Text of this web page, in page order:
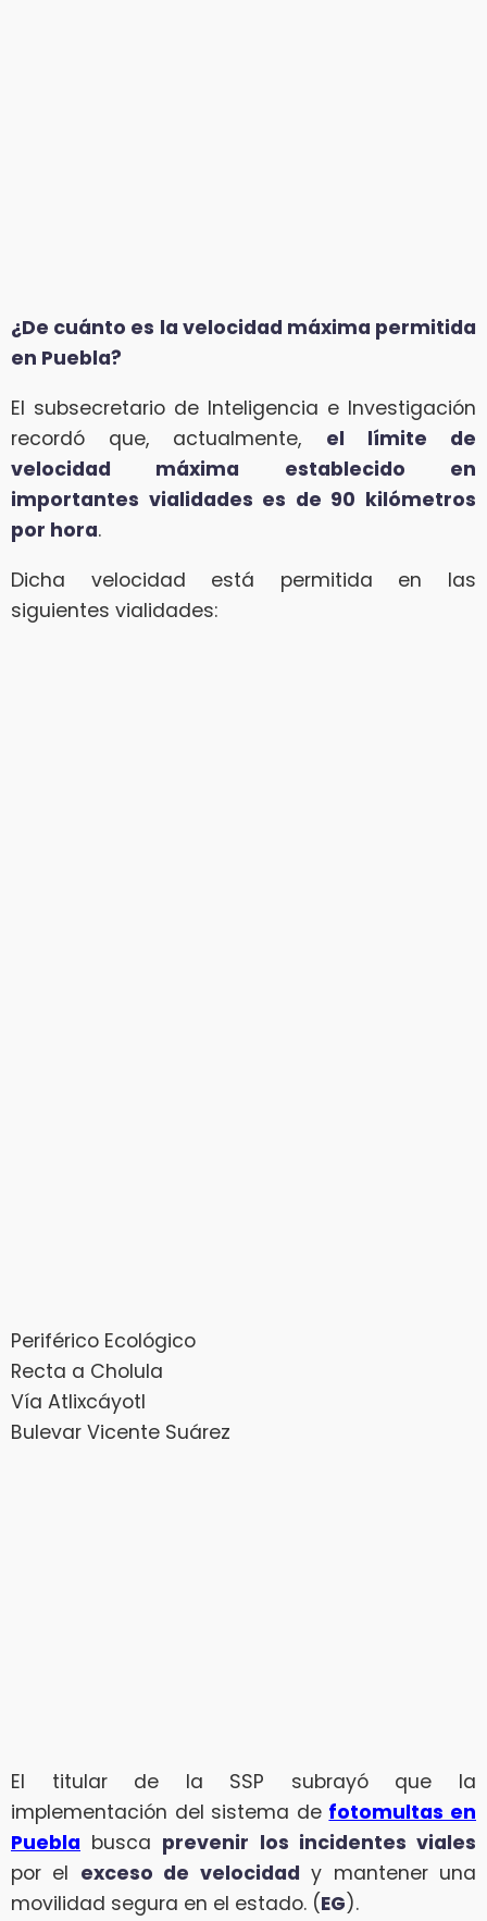
¿De cuánto es la velocidad máxima permitida
en Puebla?
El subsecretario de Inteligencia e Investigación
recordó que, actualmente, el límite de
velocidad máxima establecido en
importantes vialidades es de 90 kilómetros
por hora.
Dicha velocidad está permitida en las
siguientes vialidades:
Periférico Ecológico
Recta a Cholula
Vía Atlixcáyotl
Bulevar Vicente Suárez
El titular de la SSP subrayó que la
implementación del sistema de fotomultas en
Puebla busca prevenir los incidentes viales
por el exceso de velocidad y mantener una
movilidad segura en el estado. (EG).